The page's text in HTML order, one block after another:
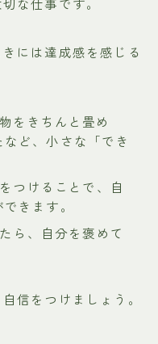
には達成感を感じる
をきちんと畳め
ど、小さな「でき
つけることで、自
きます。
ら、自分を褒めて
信をつけましょう。